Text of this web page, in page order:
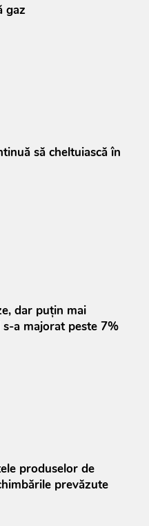
gaz
să cheltuiască în
dar puțin mai
a majorat peste 7%
produselor de
prevăzute